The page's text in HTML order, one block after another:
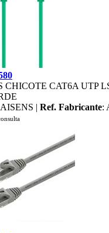
CHICOTE CAT6A UTP
| Ref. Fabricante: